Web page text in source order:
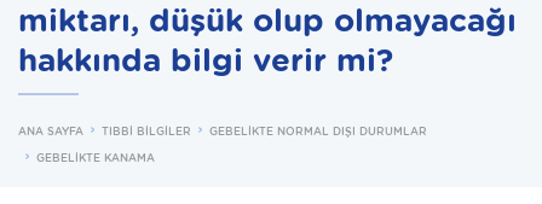
miktarı, düşük olup olmayacağı
hakkında bilgi verir mi?
ANA SAYFA TIBBİ BİLGİLER
GEBELİKTE NORMAL DIŞI DURUMLAR
GEBELİKTE KANAMA